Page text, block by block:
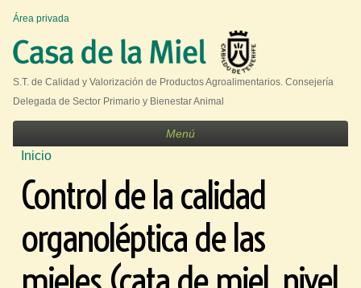
S.T. de Calidad y Valorización de Productos Agroalimentarios. Consejería
Delegada de Sector Primario y Bienestar Animal
U
s
e
r
m
e
Área privada
Menú
S
e
e
n
c
Inicio
Control de la calidad
organoléptica de las